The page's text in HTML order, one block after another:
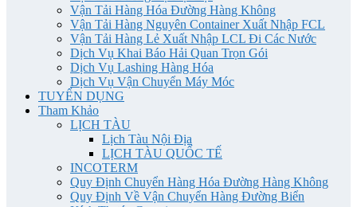
Vận Tải Hàng Hóa Đường Hàng Không
Vận Tải Hàng Nguyên Container Xuất Nhập FCL
Vận Tải Hàng Lẻ Xuất Nhập LCL Đi Các Nước
Dịch Vụ Khai Báo Hải Quan Trọn Gói
Dịch Vụ Lashing Hàng Hóa
Dịch Vụ Vận Chuyển Máy Móc
TUYỂN DỤNG
Tham Khảo
LỊCH TÀU
Lịch Tàu Nội Địa
LỊCH TÀU QUỐC TẾ
INCOTERM
Quy Định Chuyển Hàng Hóa Đường Hàng Không
Quy Định Về Vận Chuyển Hàng Đường Biển